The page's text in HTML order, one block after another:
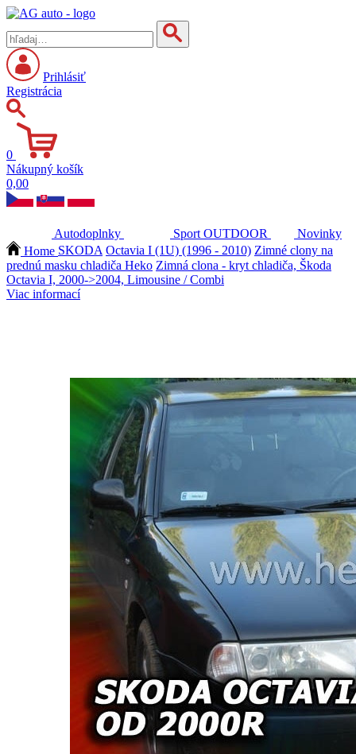
Prihlásiť
Registrácia
0
Nákupný košík
0,00
Autodoplnky Sport OUTDOOR
Novinky
Home SKODA Octavia I (1U) (1996 - 2010) Zimné clony na
prednú masku chladiča Heko Zimná clona - kryt chladiča, Škoda
Octavia I, 2000->2004, Limousine / Combi
Viac informací